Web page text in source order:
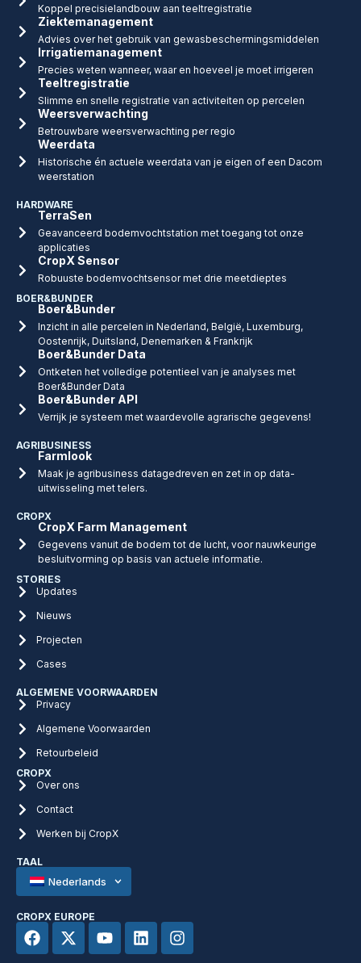
Koppel precisielandbouw aan teeltregistratie
Ziektemanagement
Advies over het gebruik van gewasbeschermingsmiddelen
Irrigatiemanagement
Precies weten wanneer, waar en hoeveel je moet irrigeren
Teeltregistratie
Slimme en snelle registratie van activiteiten op percelen
Weersverwachting
Betrouwbare weersverwachting per regio
Weerdata
Historische én actuele weerdata van je eigen of een Dacom
weerstation
HARDWARE
TerraSen
Geavanceerd bodemvochtstation met toegang tot onze
applicaties
CropX Sensor
Robuuste bodemvochtsensor met drie meetdieptes
BOER&BUNDER
Boer&Bunder
Inzicht in alle percelen in Nederland, België, Luxemburg,
Oostenrijk, Duitsland, Denemarken & Frankrijk
Boer&Bunder Data
Ontketen het volledige potentieel van je analyses met
Boer&Bunder Data
Boer&Bunder API
Verrijk je systeem met waardevolle agrarische gegevens!
AGRIBUSINESS
Farmlook
Maak je agribusiness datagedreven en zet in op data-
uitwisseling met telers.
CROPX
CropX Farm Management
Gegevens vanuit de bodem tot de lucht, voor nauwkeurige
besluitvorming op basis van actuele informatie.
STORIES
Updates
Nieuws
Projecten
Cases
ALGEMENE VOORWAARDEN
Privacy
Algemene Voorwaarden
Retourbeleid
CROPX
Over ons
Contact
Werken bij CropX
TAAL
Nederlands
CROPX EUROPE